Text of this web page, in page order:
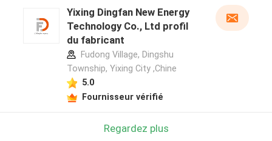
Yixing Dingfan New Energy
Technology Co., Ltd profil
du fabricant
Fudong Village, Dingshu
Township, Yixing City ,Chine
5.0
Fournisseur vérifié
Regardez plus